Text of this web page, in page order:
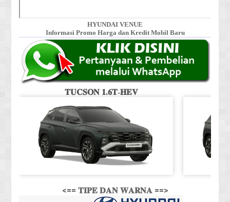
HYUNDAI VENUE
Informasi Promo Harga dan Kredit Mobil Baru
𝐓𝐔𝐂𝐒𝐎𝐍 𝟏.𝟔𝐓-𝐇𝐄𝐕
<== 𝐓𝐈𝐏𝐄 𝐃𝐀𝐍 𝐖𝐀𝐑𝐍𝐀 ==>